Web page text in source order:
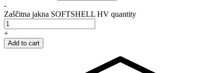
-
Zaščitna jakna SOFTSHELL HV quantity
+
Add to cart